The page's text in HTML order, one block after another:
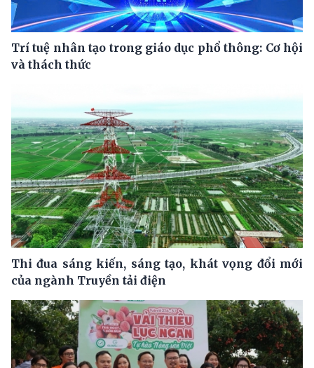
Trí tuệ nhân tạo trong giáo dục phổ thông: Cơ hội
và thách thức
Thi đua sáng kiến, sáng tạo, khát vọng đổi mới
của ngành Truyền tải điện